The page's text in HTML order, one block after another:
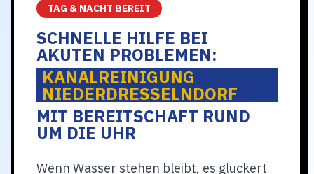
TAG & NACHT BEREIT
SCHNELLE HILFE BEI
AKUTEN PROBLEMEN:
KANALREINIGUNG
NIEDERDRESSELNDORF
MIT BEREITSCHAFT RUND
UM DIE UHR
Wenn Wasser stehen bleibt, es gluckert